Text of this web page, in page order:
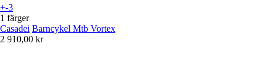
+-3
1 färger
Casadei Barncykel Mtb Vortex
2 910,00 kr